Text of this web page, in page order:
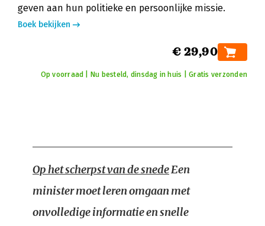
geven aan hun politieke en persoonlijke missie.
Boek bekijken
€ 29,90
Op voorraad | Nu besteld, dinsdag in huis | Gratis verzonden
Op het scherpst van de snedeEen
minister moet leren omgaan met
onvolledige informatie en snelle